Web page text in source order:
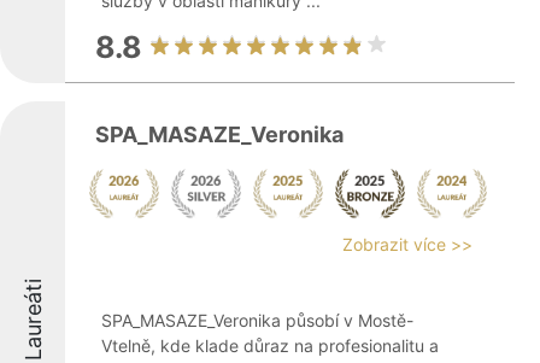
8.8
Laureáti
SPA_MASAZE_Veronika
Zobrazit více >>
SPA_MASAZE_Veronika působí v Mostě-
Vtelně, kde klade důraz na profesionalitu a